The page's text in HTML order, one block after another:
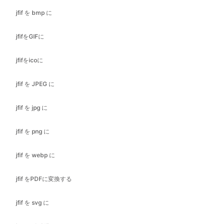
jfifをicoに
jfif を JPEG に
jfif を jpg に
jfif を png に
jfif を webp に
jfif をPDFに変換する
jfif を svg に
jpegからGIFへ
jpegをicoに